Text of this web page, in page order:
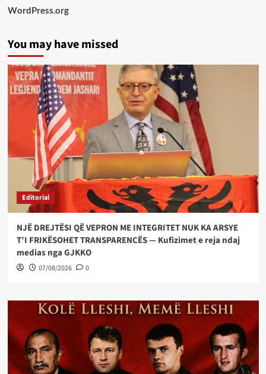
WordPress.org
You may have missed
Editorial
NJË DREJTËSI QË VEPRON ME INTEGRITET NUK KA ARSYE
T’I FRIKËSOHET TRANSPARENCËS — Kufizimet e reja ndaj
medias nga GJKKO
07/08/2026 0